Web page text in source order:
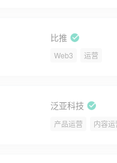
比推
Web3 运营
泛亚科技
产品运营 内容运